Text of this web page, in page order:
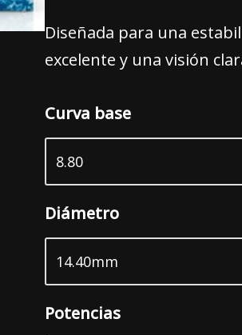
Diseñada para una
excelente y una visión
Curva base
Diámetro
Potencias